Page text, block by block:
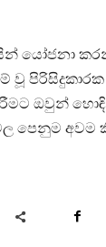
යෝජනා
පිරිසිදුකාරක
ඔවුන්
පෙනුම අවම